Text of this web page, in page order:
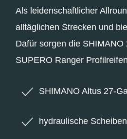
Als leidenschaftlicher
alltäglichen Strecken und
Dafür sorgen die
SUPERO Ranger
SHIMANO Altus 27-
hydraulische